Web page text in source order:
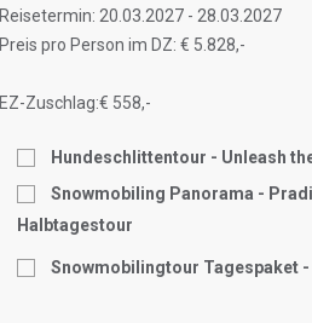
Reisetermin: 20.03.2027 - 28.03.2027
Preis pro Person im DZ: € 5.828,-
EZ-Zuschlag:€ 558,-
Hundeschlittentour - Unleash
Snowmobiling Panorama -
Halbtagestour
Snowmobilingtour Tagespaket